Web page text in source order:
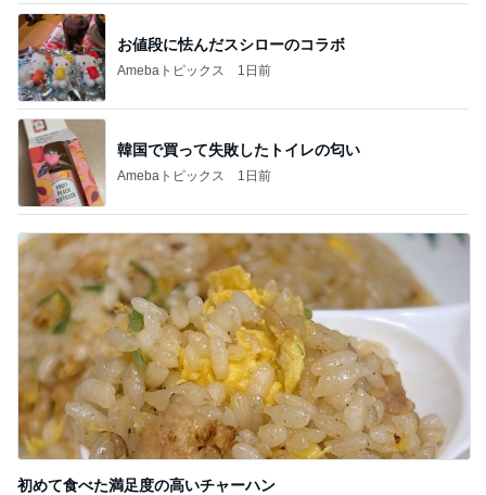
お値段に怯んだスシローのコラボ
Amebaトピックス 1日前
韓国で買って失敗したトイレの匂い
Amebaトピックス 1日前
初めて食べた満足度の高いチャーハン